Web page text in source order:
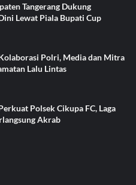
Tangerang Dukung
Lewat Piala Bupati Cup
Polri, Media dan Mitra
Lalu Lintas
Polsek Cikupa FC, Laga
Akrab